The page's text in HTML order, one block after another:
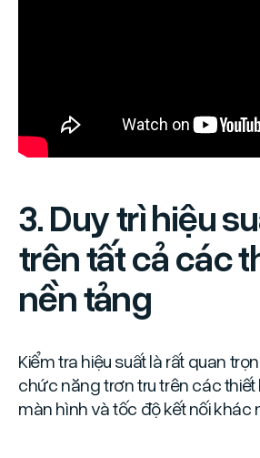
3. Duy trì hiệu
trên tất cả các
nền tảng
Kiểm tra hiệu suất là rất quan
chức năng trơn tru trên các thiết
màn hình và tốc độ kết nối khác